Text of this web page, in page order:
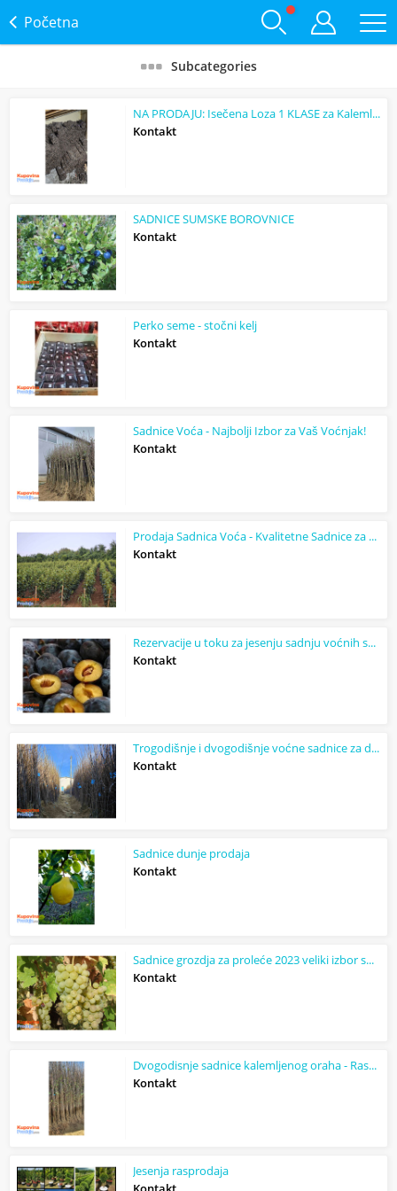
Početna
Subcategories
NA PRODAJU: Isečena Loza 1 KLASE za Kalemljenje (Kober BB)
Kontakt
SADNICE SUMSKE BOROVNICE
Kontakt
Perko seme - stočni kelj
Kontakt
Sadnice Voća - Najbolji Izbor za Vaš Voćnjak!
Kontakt
Prodaja Sadnica Voća - Kvalitetne Sadnice za Vaš Voćnjak!
Kontakt
Rezervacije u toku za jesenju sadnju voćnih sadnica
Kontakt
Trogodišnje i dvogodišnje voćne sadnice za dvorište i baštu
Kontakt
Sadnice dunje prodaja
Kontakt
Sadnice grozdja za proleće 2023 veliki izbor sorti
Kontakt
Dvogodisnje sadnice kalemljenog oraha - Rasadnik Antić
Kontakt
Jesenja rasprodaja